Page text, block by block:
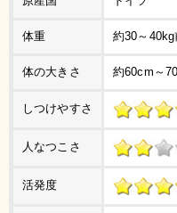
体重 約30～40kg
体の大きさ 約60cm～
しつけやすさ
人なつこさ
活発度